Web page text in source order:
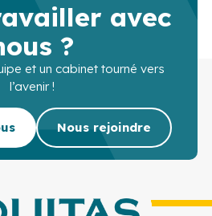
avec
?
et un cabinet tourné vers
l’avenir !
Nous rejoindre